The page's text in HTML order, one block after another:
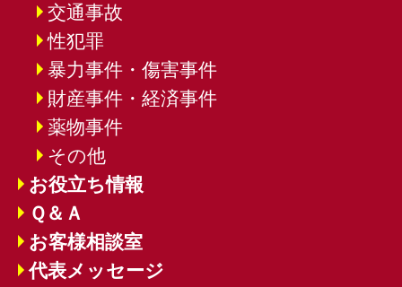
交通事故
性犯罪
暴力事件・傷害事件
財産事件・経済事件
薬物事件
その他
お役立ち情報
Ｑ＆Ａ
お客様相談室
代表メッセージ